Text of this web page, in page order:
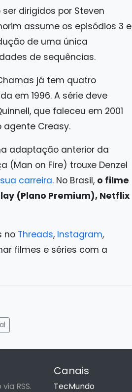
dirigidos por Steven
assume os episódios 3 e
de uma única
de sequências.
já tem quatro
em 1996. A série deve
que faleceu em 2001
Creasy.
adaptação anterior da
(Man on Fire) trouxe Denzel
carreira. No Brasil, o filme
(Plano Premium), Netflix
no Threads, Instagram,
filmes e séries com a
RSS.
Canais
TecMundo